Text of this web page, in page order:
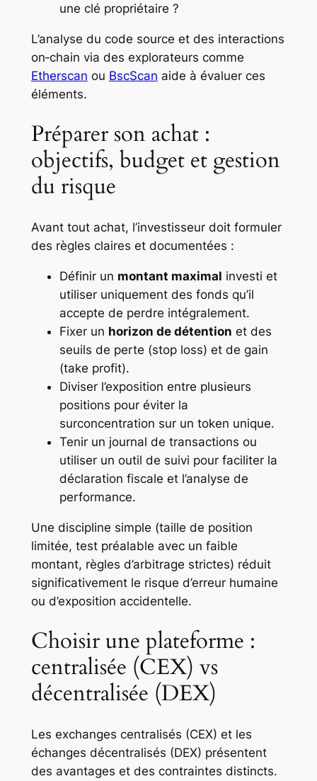
une clé propriétaire ?
L’analyse du code source et des interactions
on‑chain via des explorateurs comme
Etherscan ou BscScan aide à évaluer ces
éléments.
Préparer son achat :
objectifs, budget et gestion
du risque
Avant tout achat, l’investisseur doit formuler
des règles claires et documentées :
Définir un montant maximal investi et
utiliser uniquement des fonds qu’il
accepte de perdre intégralement.
Fixer un horizon de détention et des
seuils de perte (stop loss) et de gain
(take profit).
Diviser l’exposition entre plusieurs
positions pour éviter la
surconcentration sur un token unique.
Tenir un journal de transactions ou
utiliser un outil de suivi pour faciliter la
déclaration fiscale et l’analyse de
performance.
Une discipline simple (taille de position
limitée, test préalable avec un faible
montant, règles d’arbitrage strictes) réduit
significativement le risque d’erreur humaine
ou d’exposition accidentelle.
Choisir une plateforme :
centralisée (CEX) vs
décentralisée (DEX)
Les exchanges centralisés (CEX) et les
échanges décentralisés (DEX) présentent
des avantages et des contraintes distincts.